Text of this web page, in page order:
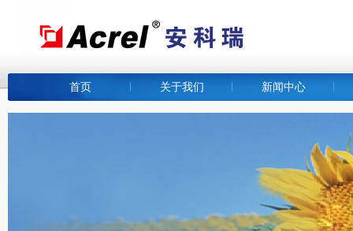
首页 关于我们 新闻中心